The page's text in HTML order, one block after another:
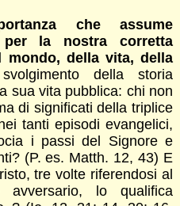
che assume
per la nostra corretta
mondo, della vita, della
della storia
sua vita pubblica: chi non
di significati della triplice
tanti episodi evangelici,
i passi del Signore e
(P. es. Matth. 12, 43) E
tre volte riferendosi al
lo qualifica